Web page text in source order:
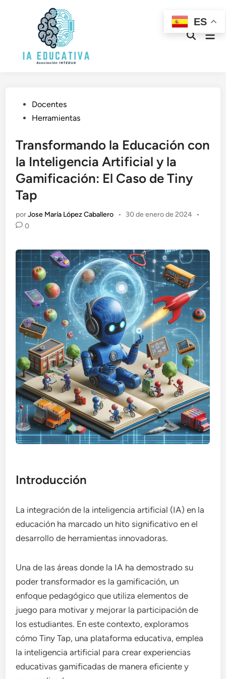
Abrir
Publicado
en
Docentes
Herramientas
Transformando la Educación con
la Inteligencia Artificial y la
Gamificación: El Caso de Tiny
Tap
porJose María López Caballero • 30 de enero de 2024 •
0
Introducción
La integración de la inteligencia artificial (IA) en la
educación ha marcado un hito significativo en el
desarrollo de herramientas innovadoras.
Una de las áreas donde la IA ha demostrado su
poder transformador es la gamificación, un
enfoque pedagógico que utiliza elementos de
juego para motivar y mejorar la participación de
los estudiantes. En este contexto, exploramos
cómo Tiny Tap, una plataforma educativa, emplea
la inteligencia artificial para crear experiencias
educativas gamificadas de manera eficiente y
ES